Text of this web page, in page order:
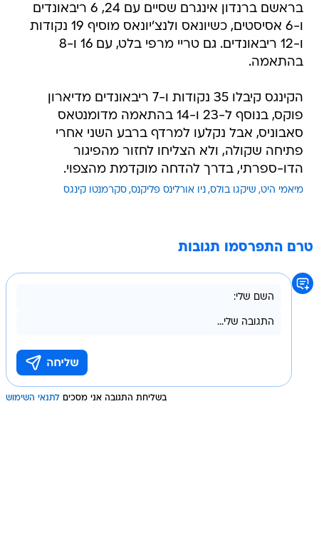
בראשם ברנדון אינגרם שסיים עם 24, 6 ריבאונדים
ו-6 אסיסטים, כשיונאס ולנצ'יונאס מוסיף 19 נקודות
ו-12 ריבאונדים. גם טריי מרפי בלט, עם 16 ו-8
בהתאמה.
הקינגס קיבלו 35 נקודות ו-7 ריבאונדים מדיארון
פוקס, בנוסף ל-23 ו-14 בהתאמה מדומנטאס
סאבוניס, אבל נקלעו למרדף ברבע השני אחרי
פתיחה שקולה, ולא הצליחו לחזור מהפיגור
הדו-ספרתי, בדרך להדחה מוקדמת מהצפוי.
מיאמי היט שיקגו בולס ניו אורלינס פליקנס סקרמנטו קינגס
טרם התפרסמו תגובות
בשליחת התגובה אני מסכים לתנאי השימוש